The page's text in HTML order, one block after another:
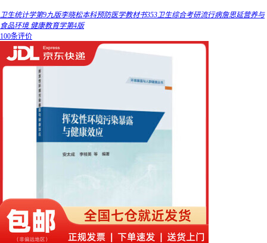
卫生统计学第9九版李晓松本科预防医学教材书353卫生综合考研流行病詹思延营养与
食品环境 健康教育学第4版
100条评价